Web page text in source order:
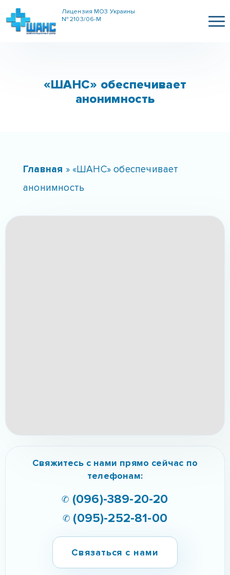
Лицензия МОЗ Украины
№ 2103/06-М
«ШАНС» обеспечивает
анонимность
Главная » «ШАНС» обеспечивает
анонимность
Свяжитесь с нами прямо сейчас по
телефонам:
✆ (096)-389-20-20
✆ (095)-252-81-00
Связаться с нами